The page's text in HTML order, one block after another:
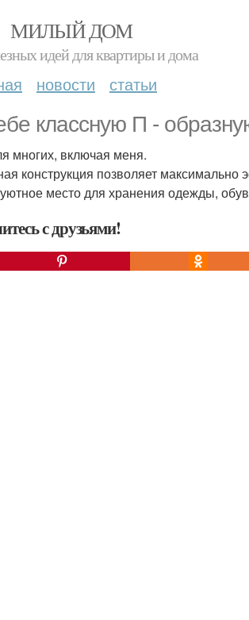
МИЛЫЙ ДОМ
идей для квартиры и дома
новости статьи
классную П -
многих, включая меня.
конструкция позволяет
место для хранения одежды,
с друзьями!